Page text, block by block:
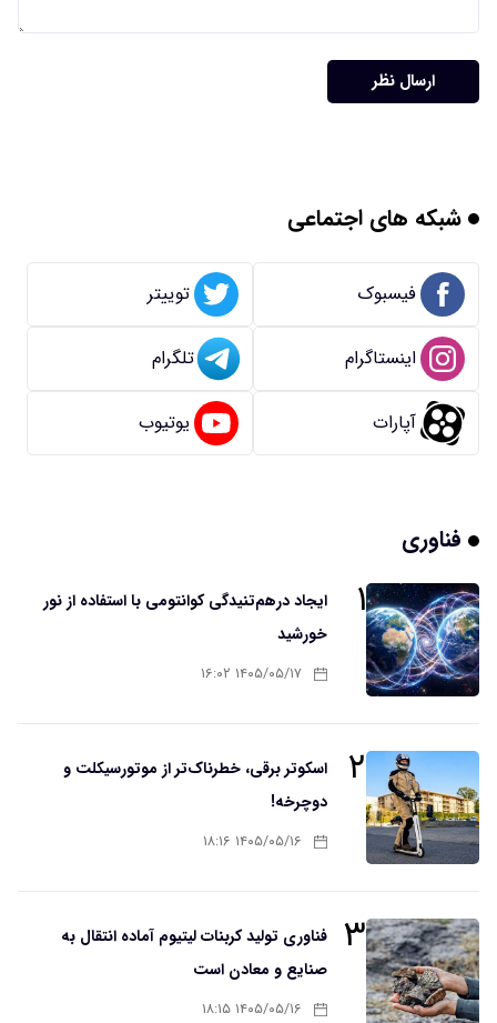
ارسال نظر
شبکه های اجتماعی
فیسبوک توییتر
اینستاگرام تلگرام
آپارات یوتیوب
فناوری
۱
ایجاد درهم‌تنیدگی کوانتومی با استفاده از نور
خورشید
۱۴۰۵/۰۵/۱۷ ۱۶:۰۲
۲
اسکوتر برقی، خطرناک‌تر از موتورسیکلت و
دوچرخه!
۱۴۰۵/۰۵/۱۶ ۱۸:۱۶
۳
فناوری تولید کربنات لیتیوم آماده انتقال به
صنایع و معادن است
۱۴۰۵/۰۵/۱۶ ۱۸:۱۵